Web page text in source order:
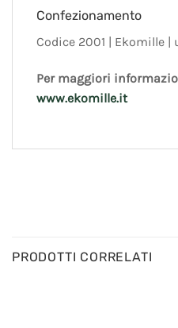
Confezionamento
Codice 2001 | Ekomille
Per maggiori
www.ekomille.it
PRODOTTI CORRELATI